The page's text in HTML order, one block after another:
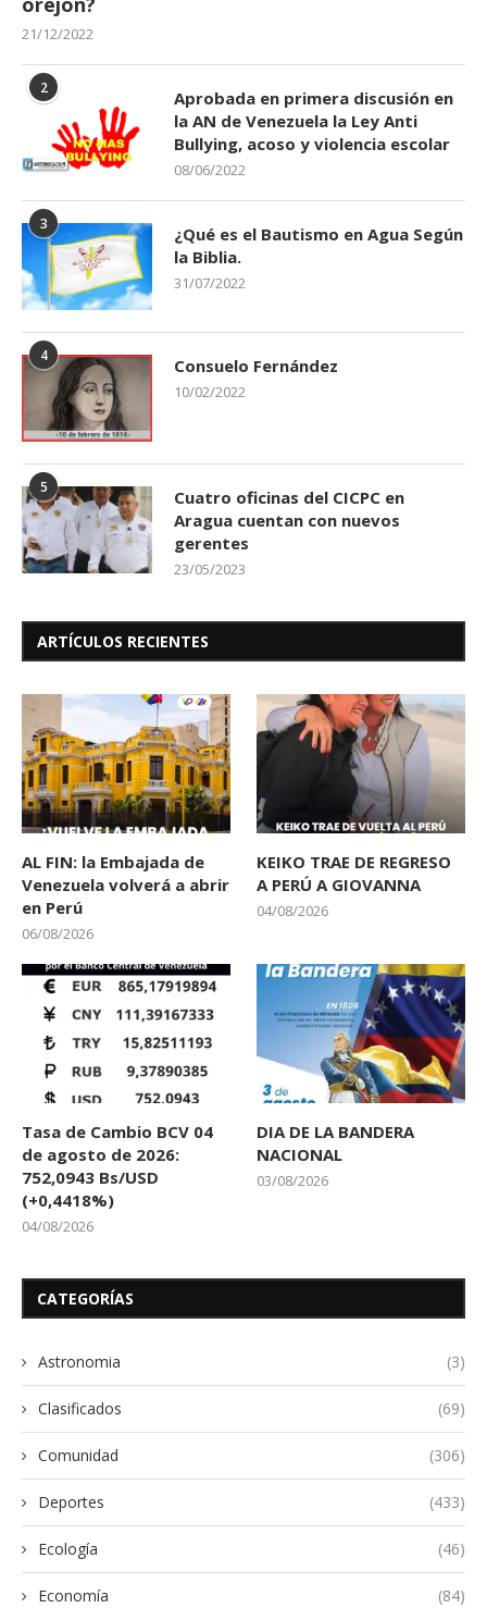
21/12/2022
2
Aprobada en primera discusión en
la AN de Venezuela la Ley Anti
Bullying, acoso y violencia escolar
08/06/2022
3
¿Qué es el Bautismo en Agua Según
la Biblia.
31/07/2022
4 Consuelo Fernández
10/02/2022
5
Cuatro oficinas del CICPC en
Aragua cuentan con nuevos
gerentes
23/05/2023
ARTÍCULOS RECIENTES
AL FIN: la Embajada de
Venezuela volverá a abrir
en Perú
06/08/2026
KEIKO TRAE DE REGRESO
A PERÚ A GIOVANNA
04/08/2026
Tasa de Cambio BCV 04
de agosto de 2026:
752,0943 Bs/USD
(+0,4418%)
04/08/2026
DIA DE LA BANDERA
NACIONAL
03/08/2026
CATEGORÍAS
Astronomia (3)
Clasificados (69)
Comunidad (306)
Deportes (433)
Ecología (46)
Economía (84)